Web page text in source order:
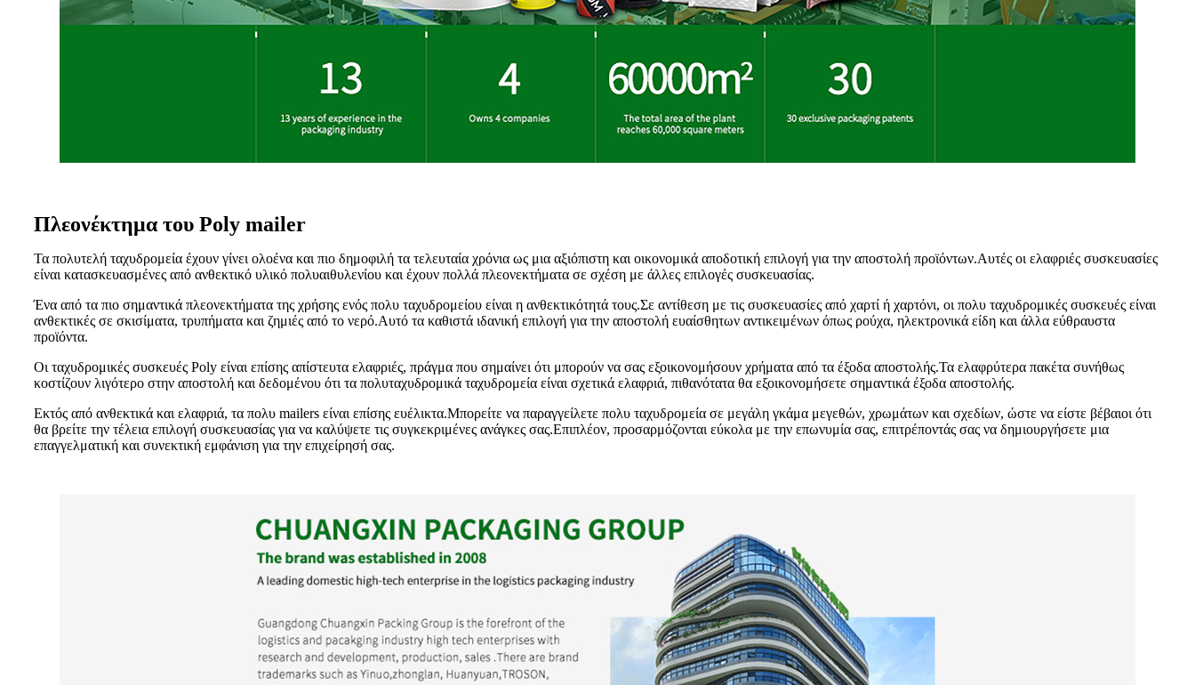
Πλεονέκτημα του Poly mailer
Τα πολυτελή ταχυδρομεία έχουν γίνει ολοένα και πιο δημοφιλή τα τελευταία χρόνια ως μια αξιόπιστη και οικονομικά αποδοτική επιλογή για την αποστολή προϊόντων.Αυτές οι ελαφριές συσκευασίες
είναι κατασκευασμένες από ανθεκτικό υλικό πολυαιθυλενίου και έχουν πολλά πλεονεκτήματα σε σχέση με άλλες επιλογές συσκευασίας.
Ένα από τα πιο σημαντικά πλεονεκτήματα της χρήσης ενός πολυ ταχυδρομείου είναι η ανθεκτικότητά τους.Σε αντίθεση με τις συσκευασίες από χαρτί ή χαρτόνι, οι πολυ ταχυδρομικές συσκευές είναι
ανθεκτικές σε σκισίματα, τρυπήματα και ζημιές από το νερό.Αυτό τα καθιστά ιδανική επιλογή για την αποστολή ευαίσθητων αντικειμένων όπως ρούχα, ηλεκτρονικά είδη και άλλα εύθραυστα
προϊόντα.
Οι ταχυδρομικές συσκευές Poly είναι επίσης απίστευτα ελαφριές, πράγμα που σημαίνει ότι μπορούν να σας εξοικονομήσουν χρήματα από τα έξοδα αποστολής.Τα ελαφρύτερα πακέτα συνήθως
κοστίζουν λιγότερο στην αποστολή και δεδομένου ότι τα πολυταχυδρομικά ταχυδρομεία είναι σχετικά ελαφριά, πιθανότατα θα εξοικονομήσετε σημαντικά έξοδα αποστολής.
Εκτός από ανθεκτικά και ελαφριά, τα πολυ mailers είναι επίσης ευέλικτα.Μπορείτε να παραγγείλετε πολυ ταχυδρομεία σε μεγάλη γκάμα μεγεθών, χρωμάτων και σχεδίων, ώστε να είστε βέβαιοι ότι
θα βρείτε την τέλεια επιλογή συσκευασίας για να καλύψετε τις συγκεκριμένες ανάγκες σας.Επιπλέον, προσαρμόζονται εύκολα με την επωνυμία σας, επιτρέποντάς σας να δημιουργήσετε μια
επαγγελματική και συνεκτική εμφάνιση για την επιχείρησή σας.